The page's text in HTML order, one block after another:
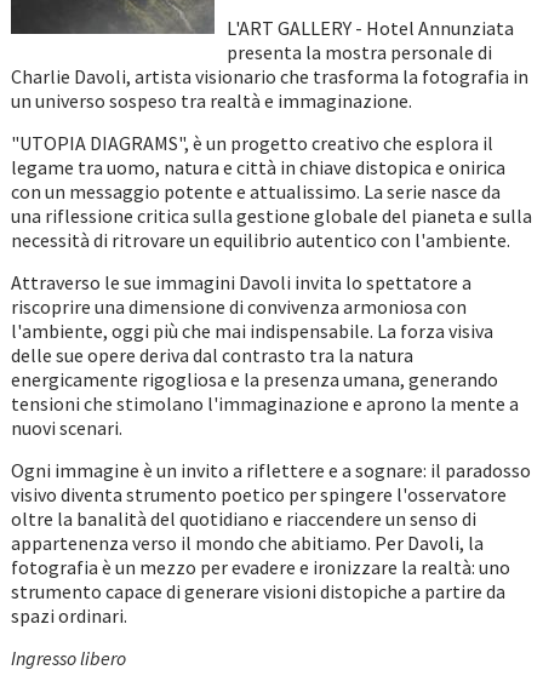
L'ART GALLERY - Hotel Annunziata
presenta la mostra personale di
Charlie Davoli, artista visionario che trasforma la fotografia in
un universo sospeso tra realtà e immaginazione.
"UTOPIA DIAGRAMS", è un progetto creativo che esplora il
legame tra uomo, natura e città in chiave distopica e onirica
con un messaggio potente e attualissimo. La serie nasce da
una riflessione critica sulla gestione globale del pianeta e sulla
necessità di ritrovare un equilibrio autentico con l'ambiente.
Attraverso le sue immagini Davoli invita lo spettatore a
riscoprire una dimensione di convivenza armoniosa con
l'ambiente, oggi più che mai indispensabile. La forza visiva
delle sue opere deriva dal contrasto tra la natura
energicamente rigogliosa e la presenza umana, generando
tensioni che stimolano l'immaginazione e aprono la mente a
nuovi scenari.
Ogni immagine è un invito a riflettere e a sognare: il paradosso
visivo diventa strumento poetico per spingere l'osservatore
oltre la banalità del quotidiano e riaccendere un senso di
appartenenza verso il mondo che abitiamo. Per Davoli, la
fotografia è un mezzo per evadere e ironizzare la realtà: uno
strumento capace di generare visioni distopiche a partire da
spazi ordinari.
Ingresso libero